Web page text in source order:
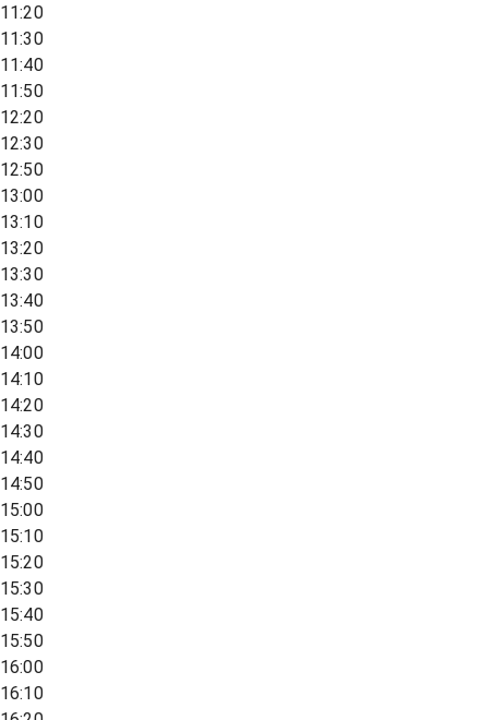
11:20
11:30
11:40
11:50
12:20
12:30
12:50
13:00
13:10
13:20
13:30
13:40
13:50
14:00
14:10
14:20
14:30
14:40
14:50
15:00
15:10
15:20
15:30
15:40
15:50
16:00
16:10